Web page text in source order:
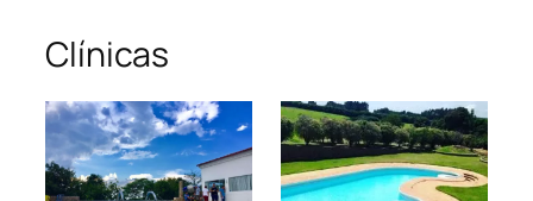
Clínicas